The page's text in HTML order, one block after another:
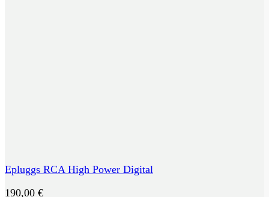
Epluggs RCA High Power Digital
190,00 €